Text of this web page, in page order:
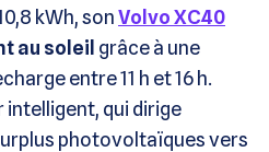
kWh, sonVolvo XC40
au soleil grâce à une
entre 11 h et 16 h.
qui dirige
photovoltaïques vers